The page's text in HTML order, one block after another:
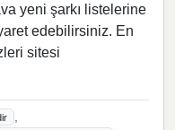
yeni şarkı listelerine
edebilirsiniz. En
sitesi